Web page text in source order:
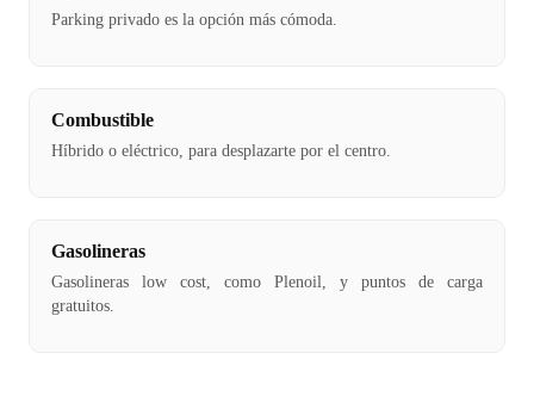
Parking privado es la opción más cómoda.
Combustible
Híbrido o eléctrico, para desplazarte por el centro.
Gasolineras
Gasolineras low cost, como Plenoil, y puntos de carga
gratuitos.